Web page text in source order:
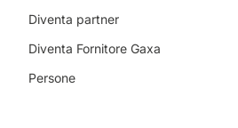
Diventa partner
Diventa Fornitore Gaxa
Persone